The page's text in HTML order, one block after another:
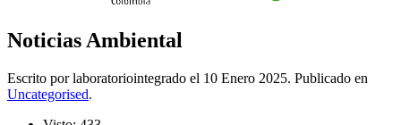
Noticias Ambiental
Escrito por laboratoriointegrado el 10 Enero 2025. Publicado en
Uncategorised.